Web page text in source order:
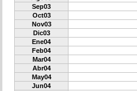
Sep03
Oct03
Nov03
Dic03
Ene04
Feb04
Mar04
Abr04
May04
Jun04